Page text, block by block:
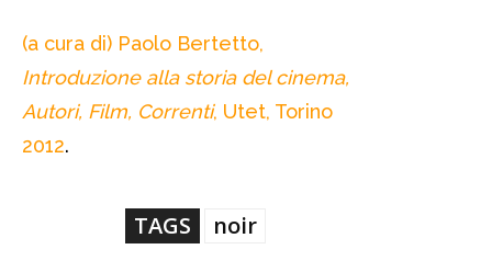
(a cura di) Paolo Bertetto,
Introduzione alla storia del cinema,
Autori, Film, Correnti, Utet, Torino
2012.
TAGS noir